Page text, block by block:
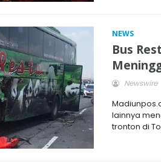
NEWS
Bus
Newswire
lainnya
tronton di